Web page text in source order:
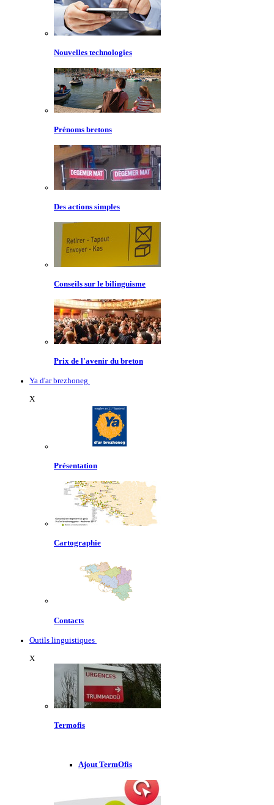
Nouvelles technologies
Prénoms bretons
Des actions simples
Conseils sur le bilinguisme
Prix de l'avenir du breton
Ya d'ar brezhoneg
X
Présentation
Cartographie
Contacts
Outils linguistiques
X
Termofis
Ajout TermOfis